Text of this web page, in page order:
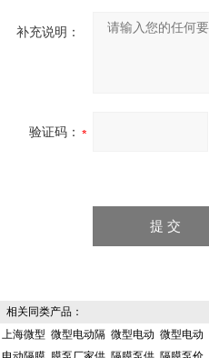
补充说明：
验证码：
相关同类产品：
上海微型 微型电动隔 微型电动 微型电动